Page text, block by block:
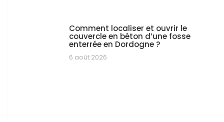
Comment localiser et ouvrir le
couvercle en béton d’une fosse
enterrée en Dordogne ?
6 août 2026